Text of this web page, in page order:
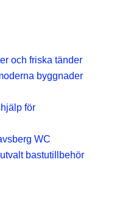
och friska tänder
byggnader
för
WC
bastutillbehör